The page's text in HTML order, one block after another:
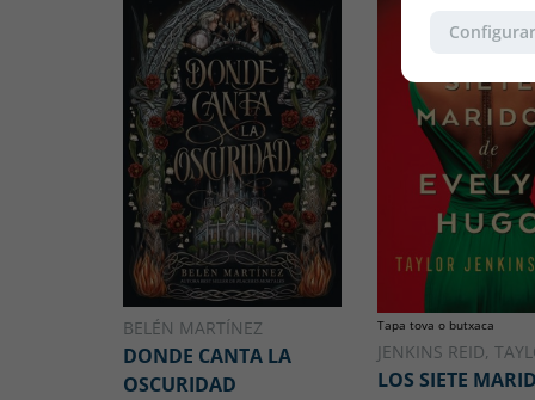
BELÉN MARTÍNEZ
DONDE CANTA LA
OSCURIDAD
Tapa tova o butxaca
JENKINS REID,
LOS SIETE